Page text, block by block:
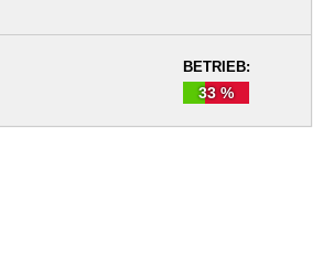
BETRIEB:
33 %